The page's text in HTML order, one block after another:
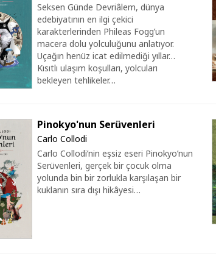
Seksen Günde Devriâlem, dünya
edebiyatının en ilgi çekici
karakterlerinden Phileas Fogg’un
macera dolu yolculuğunu anlatıyor.
Uçağın henüz icat edilmediği yıllar…
Kısıtlı ulaşım koşulları, yolcuları
bekleyen tehlikeler…
Pinokyo'nun Serüvenleri
Carlo Collodi
Carlo Collodi’nin eşsiz eseri Pinokyo’nun
Serüvenleri, gerçek bir çocuk olma
yolunda bin bir zorlukla karşılaşan bir
kuklanın sıra dışı hikâyesi…